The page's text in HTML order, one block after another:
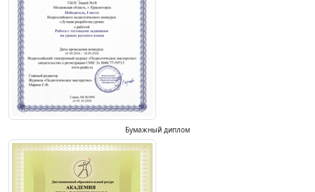
Бумажный диплом